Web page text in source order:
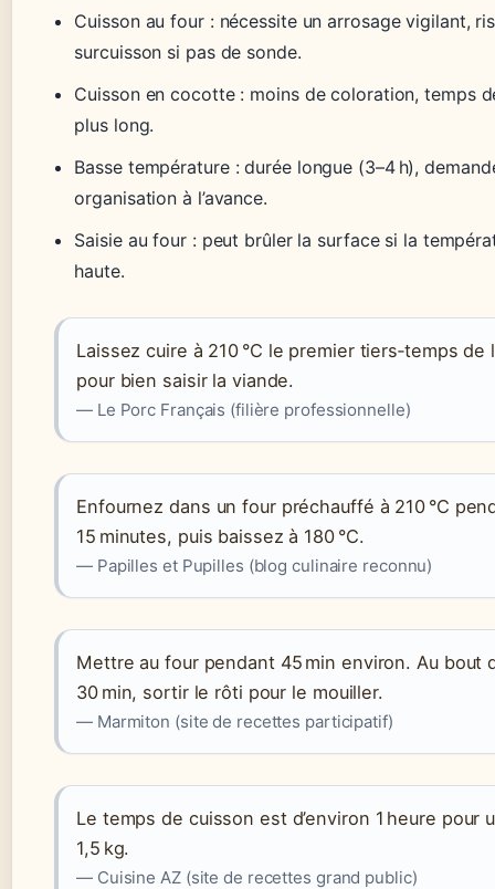
Cuisson au four : nécessite un arrosage vigilant,
surcuisson si pas de sonde.
Cuisson en cocotte : moins de coloration, temps
plus long.
Basse température : durée longue (3–4 h),
organisation à l’avance.
Saisie au four : peut brûler la surface si la
haute.
Laissez cuire à 210 °C le premier tiers‑temps de
pour bien saisir la viande.
— Le Porc Français (filière professionnelle)
Enfournez dans un four préchauffé à 210 °C
15 minutes, puis baissez à 180 °C.
— Papilles et Pupilles (blog culinaire reconnu)
Mettre au four pendant 45 min environ. Au bout
30 min, sortir le rôti pour le mouiller.
— Marmiton (site de recettes participatif)
Le temps de cuisson est d’environ 1 heure pour
1,5 kg.
— Cuisine AZ (site de recettes grand public)